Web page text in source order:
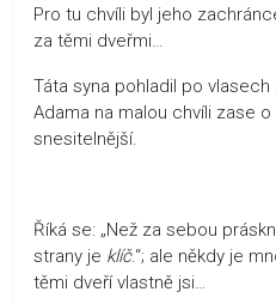
Pro tu chvíli byl jeho
za těmi dveřmi…
Táta syna pohladil po
Adama na malou chvíli zase
snesitelnější.
Říká se: „Než za sebou
strany je klíč.“; ale někdy je
těmi dveří vlastně jsi…